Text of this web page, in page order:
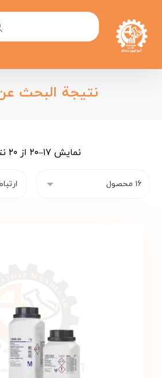
نتيجة البحث
نمایش ۱۷–۲۰ از ۲۰ نتیجه